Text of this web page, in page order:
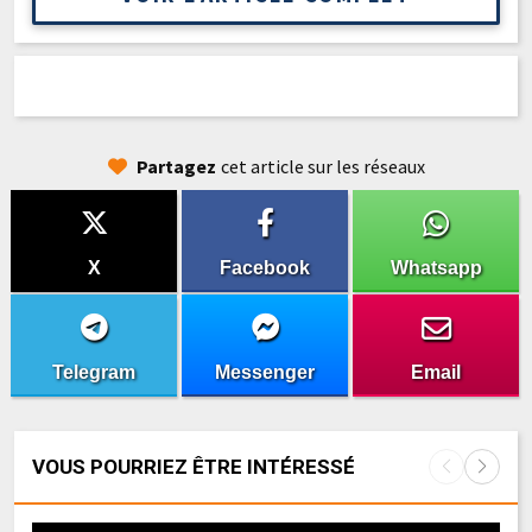
Partagez cet article sur les réseaux
X Facebook Whatsapp
Telegram Messenger Email
VOUS POURRIEZ ÊTRE INTÉRESSÉ